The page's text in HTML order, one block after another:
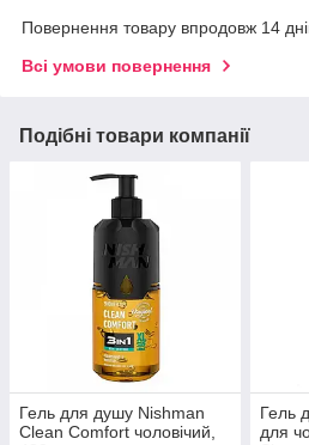
Повернення товару впродовж 14
Всі умови повернення
Подібні товари компанії
Гель для душу Nishman
Clean Comfort чоловічий,
Гель
для